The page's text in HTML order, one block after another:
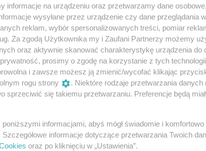
lat temu
"Będę narzucać tematy w Brukseli" -
zapowiada Arłukowicz. Chce
ceny leków z koncernami
wSzczecinie.pl&quot; był Bartosz Arłukowicz,
poseł Platformy Obywatelskiej, były minister...
informacje na urządzeniu oraz przetwarzamy dane
wysyłane przez urządzenie czy dane przeglądania
reklam, wybór spersonalizowanych treści, pomiar
Za zgodą Użytkownika my i Zaufani Partnerzy możemy
oraz aktywnie skanować charakterystykę urządzenia do
prosimy o zgodę na korzystanie z tych
i zawsze możesz ją zmienić/wycofać klikając
rogu strony
. Niektóre rodzaje przetwarzania
sprzeciwić się takiemu przetwarzaniu. Preferencje będą
poniższymi informacjami, abyś mógł świadomie i
Szczegółowe informacje dotyczące przetwarzania Twoich
oraz po kliknięciu w „Ustawienia”.